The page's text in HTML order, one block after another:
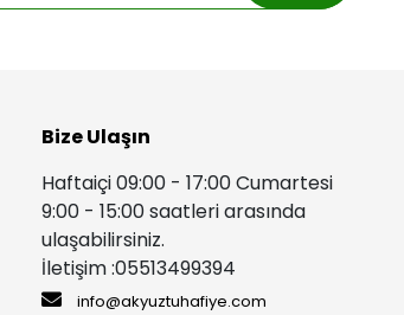
Bize Ulaşın
Haftaiçi 09:00 - 17:00 Cumartesi
9:00 - 15:00 saatleri arasında
ulaşabilirsiniz.
İletişim :05513499394
info@akyuztuhafiye.com